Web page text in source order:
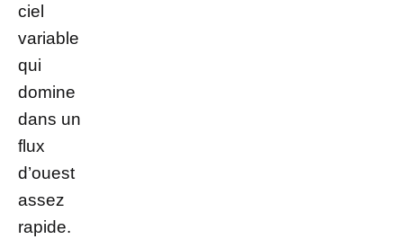
ciel
variable
qui
domine
dans un
flux
d’ouest
assez
rapide.